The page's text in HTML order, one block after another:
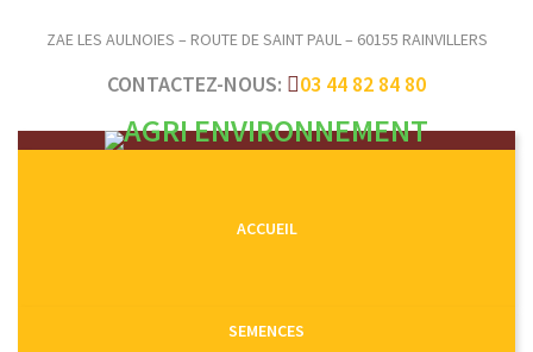
ZAE LES AULNOIES – ROUTE DE SAINT PAUL – 60155 RAINVILLERS
CONTACTEZ-NOUS: 03 44 82 84 80
ACCUEIL
SEMENCES